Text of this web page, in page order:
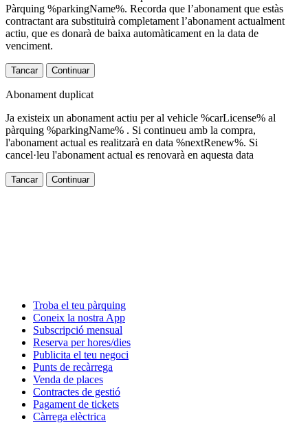
Pàrquing %parkingName%. Recorda que l’abonament que estàs
contractant ara substituirà completament l’abonament actualment
actiu, que es donarà de baixa automàticament en la data de
venciment.
Tancar Continuar
Abonament duplicat
Ja existeix un abonament actiu per al vehicle %carLicense% al
pàrquing %parkingName% . Si continueu amb la compra,
l'abonament actual es realitzarà en data %nextRenew%. Si
cancel·leu l'abonament actual es renovarà en aquesta data
Tancar Continuar
Troba el teu pàrquing
Coneix la nostra App
Subscripció mensual
Reserva per hores/dies
Publicita el teu negoci
Punts de recàrrega
Venda de places
Contractes de gestió
Pagament de tickets
Càrrega elèctrica